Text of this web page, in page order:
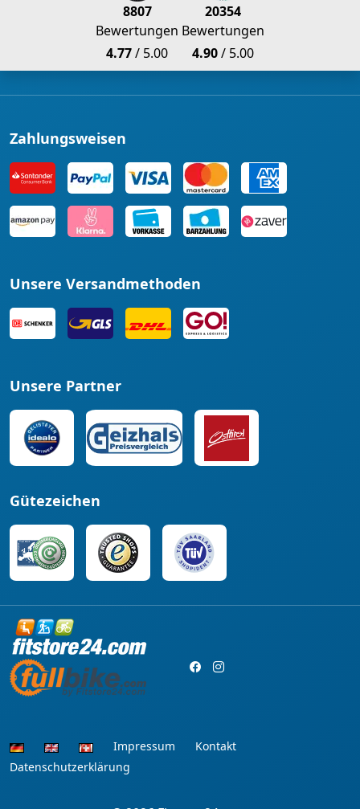
8807
Bewertungen
4.77/ 5.00
20354
Bewertungen
4.90/ 5.00
Zahlungsweisen
Unsere Versandmethoden
Unsere Partner
Gütezeichen
Impressum
Kontakt
Datenschutzerklärung